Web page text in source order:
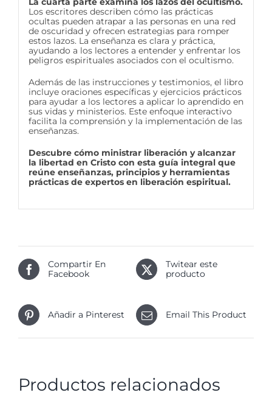
Los escritores describen cómo las prácticas
ocultas pueden atrapar a las personas en una red
de oscuridad y ofrecen estrategias para romper
estos lazos. La enseñanza es clara y práctica,
ayudando a los lectores a entender y enfrentar los
peligros espirituales asociados con el ocultismo.
Además de las instrucciones y testimonios, el libro
incluye oraciones específicas y ejercicios prácticos
para ayudar a los lectores a aplicar lo aprendido en
sus vidas y ministerios. Este enfoque interactivo
facilita la comprensión y la implementación de las
enseñanzas.
Descubre cómo ministrar liberación y alcanzar
la libertad en Cristo con esta guía integral que
reúne enseñanzas, principios y herramientas
prácticas de expertos en liberación espiritual.
Compartir En
Facebook
Twitear este
producto
Añadir a Pinterest Email This Product
Productos relacionados